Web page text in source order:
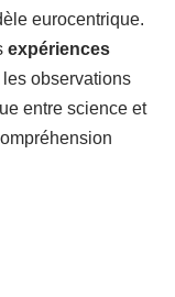
eurocentrique.
expériences
les observations
entre science et